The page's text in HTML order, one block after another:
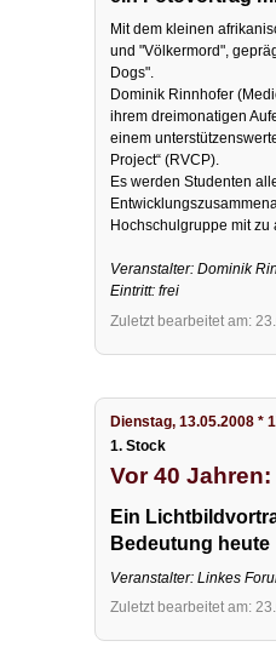
Mit dem kleinen
und "Völkermord",
Dogs".
Dominik Rinnhofer
ihrem dreimonatigen
einem
Project“ (RVCP).
Es werden Studenten
Hochschulgruppe mit zu
Veranstalter: Dominik
Eintritt: frei
Zuletzt bearbeitet am:
Dienstag, 13.05.2008 *
1. Stock
Vor 40 Jahren:
Ein
Bedeutung heute
Veranstalter: Linkes
Zuletzt bearbeitet am: